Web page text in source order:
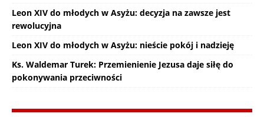
Leon XIV do młodych w Asyżu: decyzja na zawsze jest
rewolucyjna
Leon XIV do młodych w Asyżu: nieście pokój i nadzieję
Ks. Waldemar Turek: Przemienienie Jezusa daje siłę do
pokonywania przeciwności